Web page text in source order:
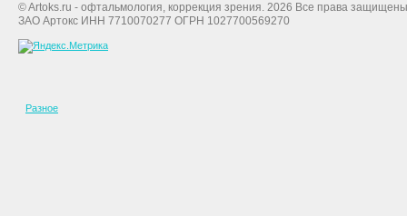
© Artoks.ru - офтальмология, коррекция зрения. 2026 Все права
ЗАО Артокс ИНН 7710070277 ОГРН 1027700569270
Разное